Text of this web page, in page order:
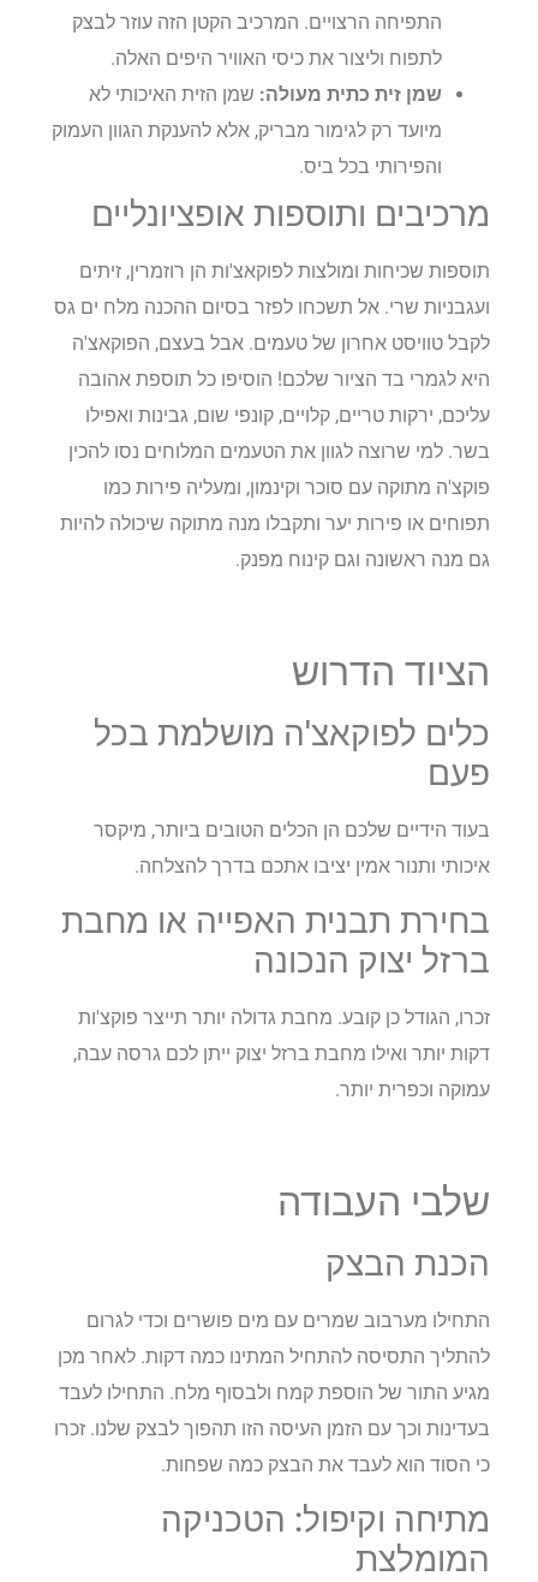
התפיחה הרצויים. המרכיב הקטן הזה עוזר לבצק
לתפוח וליצור את כיסי האוויר היפים האלה.
שמן זית כתית מעולה:שמן הזית האיכותי לא
מיועד רק לגימור מבריק, אלא להענקת הגוון העמוק
והפירותי בכל ביס.
מרכיבים ותוספות אופציונליים
תוספות שכיחות ומולצות לפוקאצ'ות הן רוזמרין, זיתים
ועגבניות שרי. אל תשכחו לפזר בסיום ההכנה מלח ים גס
לקבל טוויסט אחרון של טעמים. אבל בעצם, הפוקאצ'ה
היא לגמרי בד הציור שלכם! הוסיפו כל תוספת אהובה
עליכם, ירקות טריים, קלויים, קונפי שום, גבינות ואפילו
בשר. למי שרוצה לגוון את הטעמים המלוחים נסו להכין
פוקצ'ה מתוקה עם סוכר וקינמון, ומעליה פירות כמו
תפוחים או פירות יער ותקבלו מנה מתוקה שיכולה להיות
גם מנה ראשונה וגם קינוח מפנק.
הציוד הדרוש
כלים לפוקאצ'ה מושלמת בכל
פעם
בעוד הידיים שלכם הן הכלים הטובים ביותר, מיקסר
איכותי ותנור אמין יציבו אתכם בדרך להצלחה.
בחירת תבנית האפייה או מחבת
ברזל יצוק הנכונה
זכרו, הגודל כן קובע. מחבת גדולה יותר תייצר פוקצ'ות
דקות יותר ואילו מחבת ברזל יצוק ייתן לכם גרסה עבה,
עמוקה וכפרית יותר.
שלבי העבודה
הכנת הבצק
התחילו מערבוב שמרים עם מים פושרים וכדי לגרום
להתליך התסיסה להתחיל המתינו כמה דקות. לאחר מכן
מגיע התור של הוספת קמח ולבסוף מלח. התחילו לעבד
בעדינות וכך עם הזמן העיסה הזו תהפוך לבצק שלנו. זכרו
כי הסוד הוא לעבד את הבצק כמה שפחות.
מתיחה וקיפול: הטכניקה
המומלצת